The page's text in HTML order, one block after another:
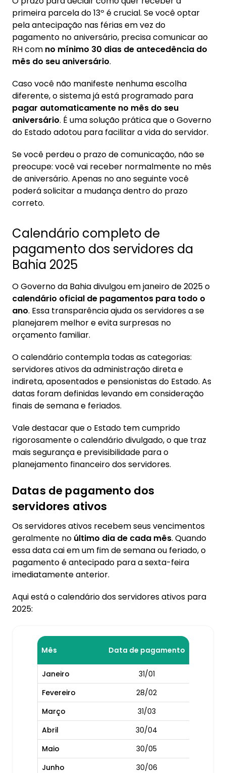
primeira parcela do 13º é crucial. Se você optar
pela antecipação nas férias em vez do
pagamento no aniversário, precisa comunicar ao
RH com no mínimo 30 dias de antecedência do
mês do seu aniversário.
Caso você não manifeste nenhuma escolha
diferente, o sistema já está programado para
pagar automaticamente no mês do seu
aniversário. É uma solução prática que o Governo
do Estado adotou para facilitar a vida do servidor.
Se você perdeu o prazo de comunicação, não se
preocupe: você vai receber normalmente no mês
de aniversário. Apenas no ano seguinte você
poderá solicitar a mudança dentro do prazo
correto.
Calendário completo de
pagamento dos servidores da
Bahia 2025
O Governo da Bahia divulgou em janeiro de 2025 o
calendário oficial de pagamentos para todo o
ano. Essa transparência ajuda os servidores a se
planejarem melhor e evita surpresas no
orçamento familiar.
O calendário contempla todas as categorias:
servidores ativos da administração direta e
indireta, aposentados e pensionistas do Estado. As
datas foram definidas levando em consideração
finais de semana e feriados.
Vale destacar que o Estado tem cumprido
rigorosamente o calendário divulgado, o que traz
mais segurança e previsibilidade para o
planejamento financeiro dos servidores.
Datas de pagamento dos
servidores ativos
Os servidores ativos recebem seus vencimentos
geralmente no último dia de cada mês. Quando
essa data cai em um fim de semana ou feriado, o
pagamento é antecipado para a sexta-feira
imediatamente anterior.
Aqui está o calendário dos servidores ativos para
2025:
Mês Data de pagamento
Janeiro
31/01
Fevereiro
28/02
Março
31/03
Abril
30/04
Maio
30/05
Junho
30/06